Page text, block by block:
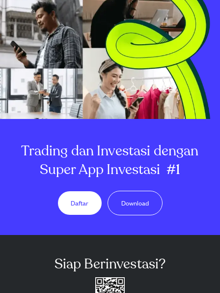
Trading dan Investasi dengan
Super App Investasi #1
Daftar Download
Siap Berinvestasi?